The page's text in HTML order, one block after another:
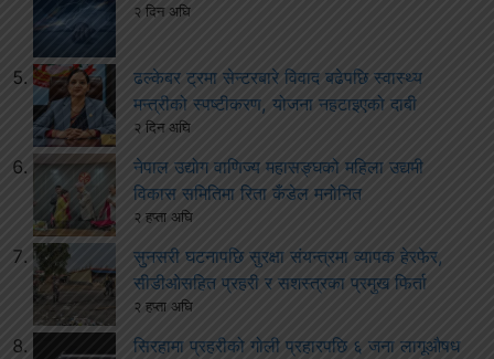
२ दिन अघि
ढल्केबर ट्रमा सेन्टरबारे विवाद बढेपछि स्वास्थ्य
मन्त्रीको स्पष्टीकरण, योजना नहटाइएको दाबी
२ दिन अघि
नेपाल उद्योग वाणिज्य महासङ्घको महिला उद्यमी
विकास समितिमा रिता कँडेल मनोनित
२ हप्ता अघि
सुनसरी घटनापछि सुरक्षा संयन्त्रमा व्यापक हेरफेर,
सीडीओसहित प्रहरी र सशस्त्रका प्रमुख फिर्ता
२ हप्ता अघि
सिरहामा प्रहरीको गोली प्रहारपछि ६ जना लागूऔषध